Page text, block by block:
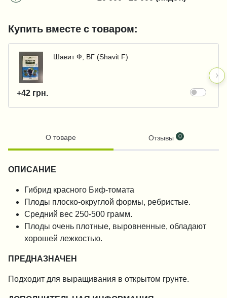
Купить вместе с товаром:
Шавит Ф, ВГ (Shavit F)
+42 грн.
О товаре Отзывы 0
ОПИСАНИЕ
Гибрид красного Биф-томата
Плоды плоско-округлой формы, ребристые.
Средний вес 250-500 грамм.
Плоды очень плотные, выровненные, обладают
хорошей лежкостью.
ПРЕДНАЗНАЧЕН
Подходит для выращивания в открытом грунте.